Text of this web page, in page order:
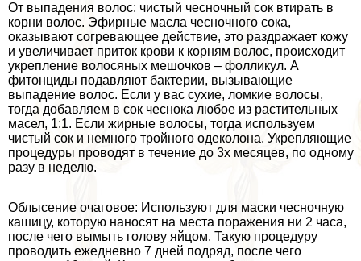
От выпадения волос: чистый чесночный сок втирать в
корни волос. Эфирные масла чесночного сока,
оказывают согревающее действие, это раздражает кожу
и увеличивает приток крови к корням волос, происходит
укрепление волосяных мешочков – фолликул. А
фитонциды подавляют бактерии, вызывающие
выпадение волос. Если у вас сухие, ломкие волосы,
тогда добавляем в сок чеснока любое из растительных
масел, 1:1. Если жирные волосы, тогда используем
чистый сок и немного тройного одеколона. Укрепляющие
процедуры проводят в течение до 3х месяцев, по одному
разу в неделю.
Облысение очаговое: Используют для маски чесночную
кашицу, которую наносят на места поражения ни 2 часа,
после чего вымыть голову яйцом. Такую процедуру
проводить ежедневно 7 дней подряд, после чего